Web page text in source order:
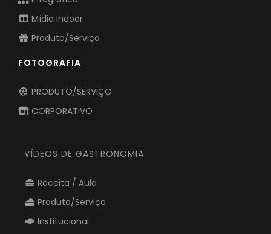
Mídia Indoor
Produto/Serviço
FOTOGRAFIA
PRODUTO/SERVIÇO
CORPORATIVO
VÍDEOS DE GASTRONOMIA
Receita / Aula
Produto/Serviço
Institucional